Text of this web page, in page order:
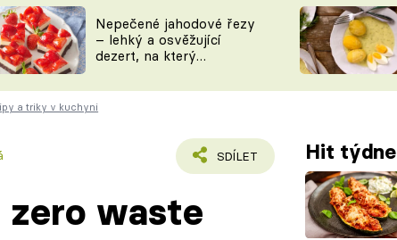
Tipy a triky
KAM ZA JÍDLEM
VYCHYTÁVKY
Novinky
ŠÉFREDAKTORKY
ČASOPIS
Nepečené jahodové řezy
– lehký a osvěžující
dezert, na který
a triky v kuchyni
SDÍLET Hit týdne
zero waste